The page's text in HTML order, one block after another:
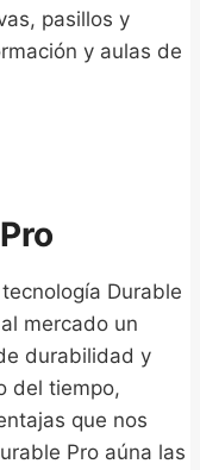
pasillos y
y aulas de
Durable
mercado un
durabilidad y
del tiempo,
que nos
Pro aúna las